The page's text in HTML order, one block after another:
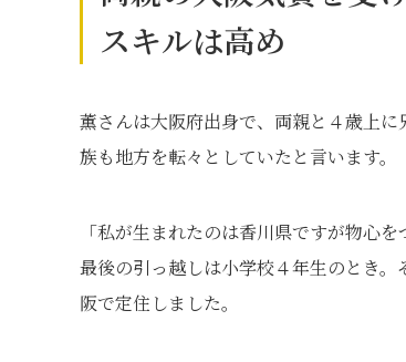
スキルは高め
薫さんは大阪府出身で、両親と４歳上
族も地方を転々としていたと言います。
「私が生まれたのは香川県ですが物心
最後の引っ越しは小学校４年生のとき
阪で定住しました。